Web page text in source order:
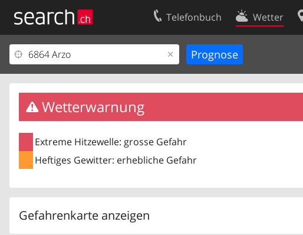
Telefonbuch Wetter
Wetterwarnung
Extreme Hitzewelle: grosse Gefahr
Heftiges Gewitter: erhebliche Gefahr
Gefahrenkarte anzeigen
Ihr Eintrag
Kundencenter Geschäftskunden
Impressum
Kontakt
Nutzungsbedingungen
Datenschutzerklärung